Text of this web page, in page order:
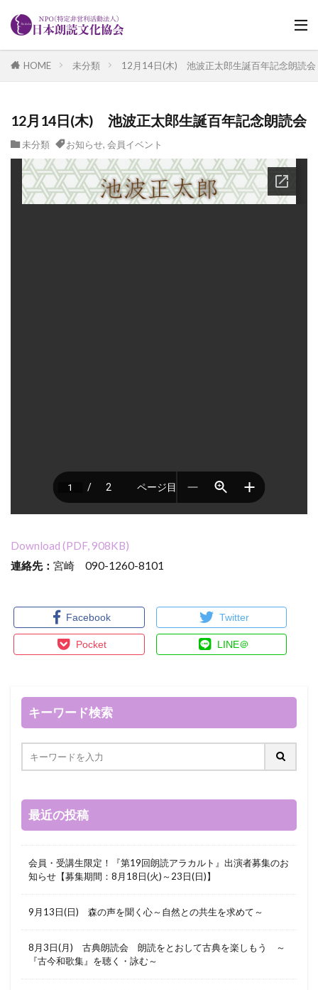
HOME 未分類 12月14日(木) 池波正太郎生誕百年記念朗読会
12月14日(木) 池波正太郎生誕百年記念朗読会
未分類 お知らせ, 会員イベント
Download (PDF, 908KB)
連絡先： 宮崎 090-1260-8101
Facebook Twitter
Pocket LINE＠
キーワード検索
最近の投稿
会員・受講生限定！『第19回朗読アラカルト』出演者募集のお
知らせ【募集期間：8月18日(火)～23日(日)】
9月13日(日) 森の声を聞く心～自然との共生を求めて～
8月3日(月) 古典朗読会 朗読をとおして古典を楽しもう ～
『古今和歌集』を聴く・詠む～